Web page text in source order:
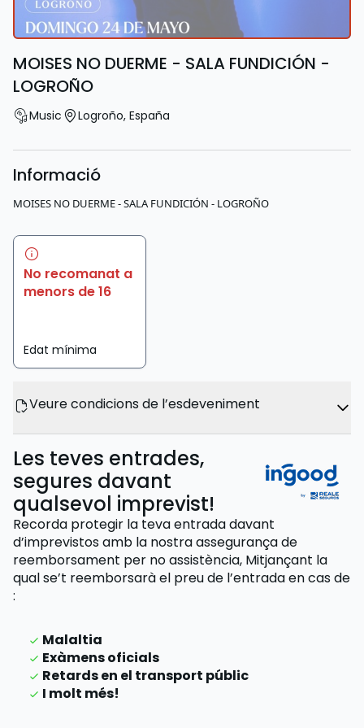
MOISES NO DUERME - SALA FUNDICIÓN -
LOGROÑO
Music Logroño, España
Informació
MOISES NO DUERME - SALA FUNDICIÓN - LOGROÑO
No recomanat a
menors de 16
Edat mínima
Veure condicions de l’esdeveniment
Les teves entrades,
segures davant
qualsevol imprevist!
Recorda protegir la teva entrada davant
d’imprevistos amb la nostra assegurança de
reemborsament per no assistència, Mitjançant la
qual se’t reemborsarà el preu de l’entradaen cas de
:
Malaltia
Exàmens oficials
Retards en el transport públic
I molt més!